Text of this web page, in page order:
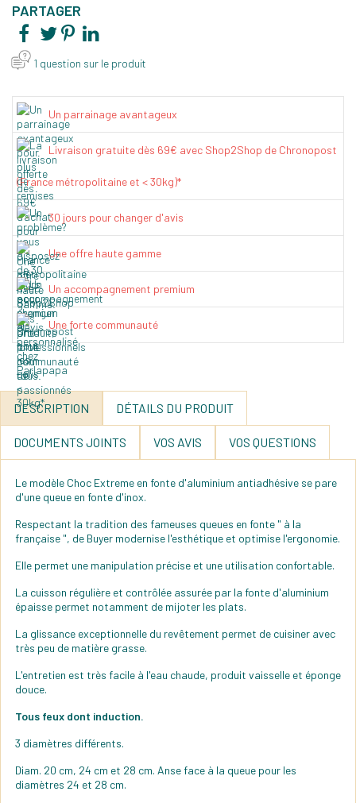
PARTAGER
1 question sur le produit
Un parrainage avantageux
Livraison gratuite dès 69€ avec Shop2Shop de Chronopost
(France métropolitaine et < 30kg)*
30 jours pour changer d'avis
Une offre haute gamme
Un accompagnement premium
Une forte communauté
DESCRIPTION DÉTAILS DU PRODUIT
DOCUMENTS JOINTS VOS AVIS VOS QUESTIONS
Le modèle Choc Extreme en fonte d'aluminium antiadhésive se pare
d'une queue en fonte d'inox.
Respectant la tradition des fameuses queues en fonte " à la
française ", de Buyer modernise l'esthétique et optimise l'ergonomie.
Elle permet une manipulation précise et une utilisation confortable.
La cuisson régulière et contrôlée assurée par la fonte d'aluminium
épaisse permet notamment de mijoter les plats.
La glissance exceptionnelle du revêtement permet de cuisiner avec
très peu de matière grasse.
L'entretien est très facile à l'eau chaude, produit vaisselle et éponge
douce.
Tous feux dont induction.
3 diamètres différents.
Diam. 20 cm, 24 cm et 28 cm. Anse face à la queue pour les
diamètres 24 et 28 cm.